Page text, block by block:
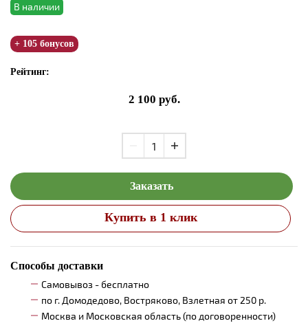
В наличии
+ 105 бонусов
Рейтинг:
2 100 руб.
Заказать
Купить в 1 клик
Способы доставки
Самовывоз - бесплатно
по г. Домодедово, Востряково, Взлетная от 250 р.
Москва и Московская область (по договоренности)